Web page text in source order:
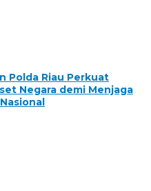
Polda Riau Perkuat
Negara demi Menjaga